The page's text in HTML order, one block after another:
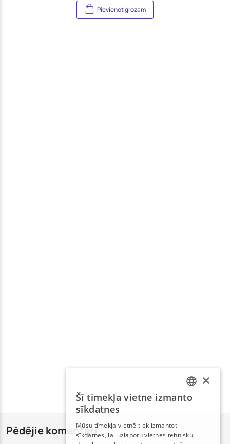
Pievienot grozam
Pēdējie komentāri
LATVIAN
×
Šī tīmekļa vietne izmanto
sīkdatnes
Mūsu tīmekļa vietnē tiek izmantoti
sīkdatnes, lai uzlabotu vietnes tehnisku